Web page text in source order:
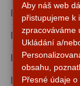
Divadelní2
Univerzální41
Dálkoměry a
Focuser - rozsah
Focuser -
Backfocus
Lišta
Aby náš web
přistupujeme k
zpracováváme
Ukládání a/
obsahu,
Přesné údaje